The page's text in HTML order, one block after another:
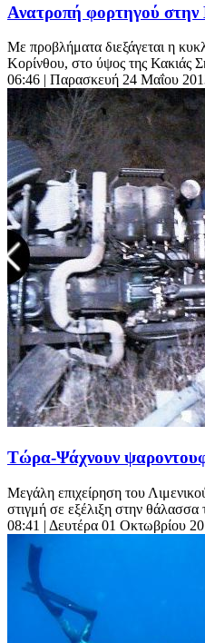
Ανατροπή φορτηγού
Με προβλήματα διεξάγεται η
Κορίνθου, στο ύψος της Κακιάς
06:46 | Παρασκευή 24 Μαΐου
Τώρα-Ψάχνουν
Μεγάλη επιχείρηση του
στιγμή σε εξέλιξη στην
08:41 | Δευτέρα 01 Οκτωβρίου